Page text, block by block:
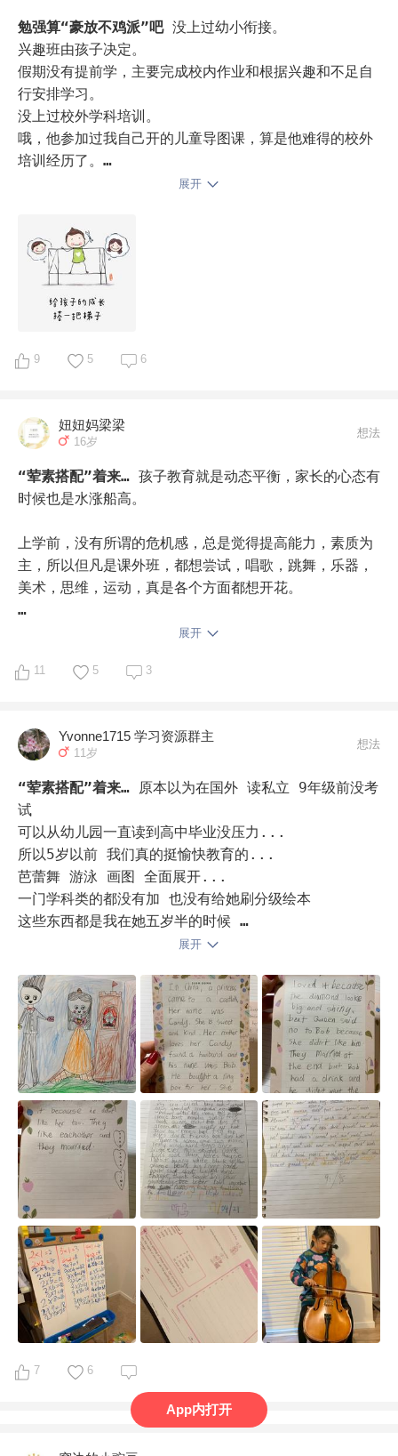
勉强算“豪放不鸡派”吧 没上过幼小衔接。
兴趣班由孩子决定。
假期没有提前学，主要完成校内作业和根据兴趣和不足自
行安排学习。
没上过校外学科培训。
哦，他参加过我自己开的儿童导图课，算是他难得的校外
培训经历了。
实际上，我不排斥那些补课、刷题的方式，只是看个人有
是手段。如果需要，孩子愿意自鸡也无妨。
虽说不鸡，我们的学习生活也很忙，好像也没闲着。这个
暑假，孩子一放假就按惯例做了暑假任务清单，画了思维
导图，列了具体到每天时间的行动计划，包括他的娱乐活
的活动。进入三年级，他开始接触正式的英语课，明显感
追赶计划，一点点慢慢来。我想这个克服困难的过程是很
宝贵的，如果他未来遇到其他挫折和难题，也一样不会害
怕。
面对的是充满不确定性的未来社会，究竟需要什么样的能
力才能生存与发展？我想我们也都是摸着石头过河，真正
的答案要到30年、40年后才见分晓。
虽说不那么鸡，但我们也重视学习和身心健康成长。我自
作，身处知识服务行业，深知学习能力的重要性。
也不碰书，或者读书慢、看了讲不清用不出的大有人在；
而有些人，懂得搭建属于自己的知识体系，高效迭代，持
续进步。人生是一场马拉松，考试从来都不是终点，每个
人生阶段都有不同的功课。
所以，我希望鸡的是孩子的“学习力”“韧性”“复原力”“独
立思考的能力”…其实这更难，但值得我们全力以赴。
展开
9 5 6
妞妞妈梁梁
16岁
想法
“荤素搭配”着来… 孩子教育就是动态平衡，家长的心态有
时候也是水涨船高。
上学前，没有所谓的危机感，总是觉得提高能力，素质为
主，所以但凡是课外班，都想尝试，唱歌，跳舞，乐器，
美术，思维，运动，真是各个方面都想开花。
上学后，慢慢年级越高越觉得，成绩才是关键，大语文，
所以，鸡娃，考验的不仅仅是孩子能力，其实最考验的是
家长。
家长的稳定性，视野，策略，方法，最重要的还有能力，
陪孩子的能力，筛选信息的能力，消费的能力，缺一不
可。
展开
11 5 3
Yvonne1715 学习资源群主
11岁
想法
“荤素搭配”着来… 原本以为在国外 读私立 9年级前没考
试
可以从幼儿园一直读到高中毕业没压力...
所以5岁以前 我们真的挺愉快教育的...
芭蕾舞 游泳 画图 全面展开...
一门学科类的都没有加 也没有给她刷分级绘本
这些东西都是我在她五岁半的时候
无意刷某红书 才知道原来除了她学校里的绘本
但这个时候她已经一年级读了一半了
我们才开始刷分级...
但是我后来发现不论她阅读提高多快
也要等她自己的小组成员都提高了才能一起升级...
很难中途跳级..所以我目前主攻阅读理解和写作
分级绘本她学校里的级别比她实际水平低了2级...
就这样吧...
目前我家小学二年级 刚刚六岁
她每周8:30-2:45上学时间
周一 国内钢琴老师陪练
周二 大提琴
周三 游泳
周四 本地钢琴主课
周五 画画课
周六 英文阅读+drama 二小时补习
周日 滑雪 每个月至少去2次
每天练琴1小时 大提琴半小时
展开
7 6
App内打开